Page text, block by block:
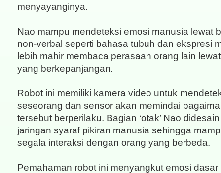
menyayanginya.
Nao mampu mendeteksi emosi manusia lewat
non-verbal seperti bahasa tubuh dan ekspresi
lebih mahir membaca perasaan orang lain
yang berkepanjangan.
Robot ini memiliki kamera video untuk
seseorang dan sensor akan memindai
tersebut berperilaku. Bagian ‘otak’ Nao
jaringan syaraf pikiran manusia sehingga
segala interaksi dengan orang yang berbeda.
Pemahaman robot ini menyangkut emosi dasar